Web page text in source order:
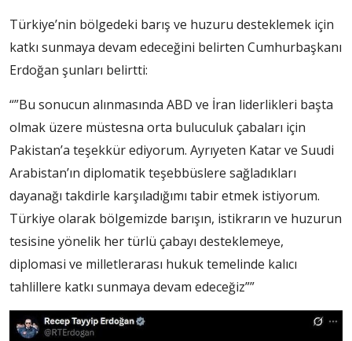
Türkiye’nin bölgedeki barış ve huzuru desteklemek için
katkı sunmaya devam edeceğini belirten Cumhurbaşkanı
Erdoğan şunları belirtti:
“”Bu sonucun alınmasında ABD ve İran liderlikleri başta
olmak üzere müstesna orta buluculuk çabaları için
Pakistan’a teşekkür ediyorum. Ayrıyeten Katar ve Suudi
Arabistan’ın diplomatik teşebbüslere sağladıkları
dayanağı takdirle karşıladığımı tabir etmek istiyorum.
Türkiye olarak bölgemizde barışın, istikrarın ve huzurun
tesisine yönelik her türlü çabayı desteklemeye,
diplomasi ve milletlerarası hukuk temelinde kalıcı
tahlillere katkı sunmaya devam edeceğiz””